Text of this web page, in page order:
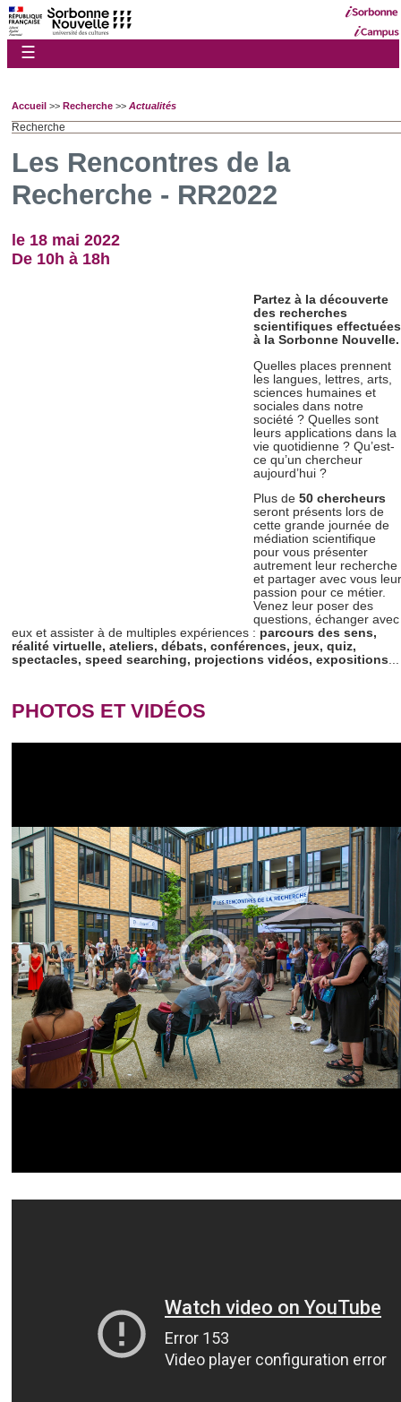
☰
Accueil >> Recherche >> Actualités
Recherche
Les Rencontres de la
Recherche - RR2022
le 18 mai 2022
De 10h à 18h
Partez à la découverte
des recherches
scientifiques effectuées
à la Sorbonne Nouvelle.
Quelles places prennent
les langues, lettres, arts,
sciences humaines et
sociales dans notre
société ? Quelles sont
leurs applications dans la
vie quotidienne ? Qu’est-
ce qu’un chercheur
aujourd’hui ?
Plus de 50 chercheurs
seront présents lors de
cette grande journée de
médiation scientifique
pour vous présenter
autrement leur recherche
et partager avec vous leur
passion pour ce métier.
Venez leur poser des
questions, échanger avec
eux et assister à de multiples expériences : parcours des sens,
réalité virtuelle, ateliers, débats, conférences, jeux, quiz,
spectacles, speed searching, projections vidéos, expositions...
PHOTOS ET VIDÉOS